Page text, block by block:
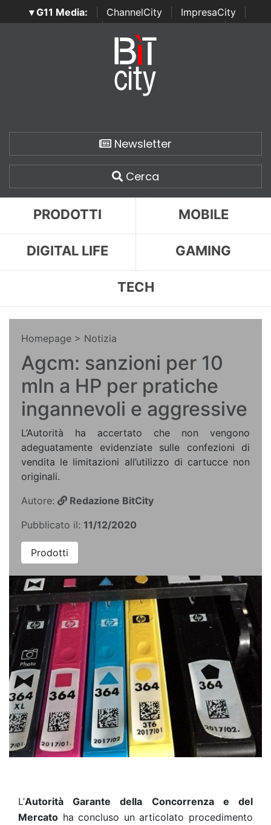
▾ G11 Media: ChannelCity ImpresaCity
SecurityOpenLab | Italian Channel Awards | Italian
Italian Security Awards
Newsletter
Cerca
PRODOTTI MOBILE
DIGITAL LIFE GAMING
TECH
Homepage > Notizia
Agcm: sanzioni per 10
mln a HP per pratiche
ingannevoli e aggressive
L’Autorità ha accertato che non vengono
adeguatamente evidenziate sulle confezioni di
vendita le limitazioni all’utilizzo di cartucce non
originali.
Autore:
Redazione BitCity
Pubblicato il: 11/12/2020
Prodotti
L’Autorità Garante della Concorrenza e del
Mercato ha concluso un articolato procedimento